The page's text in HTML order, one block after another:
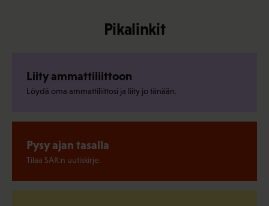
Pikalinkit
Liity ammattiliittoon
Löydä oma ammattiliittosi ja liity jo tänään.
Pysy ajan tasalla
Tilaa SAK:n uutiskirje.